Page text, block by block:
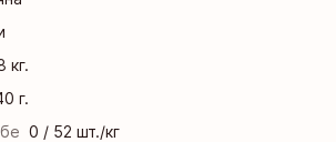
кг.
г.
0 / 52 шт./кг